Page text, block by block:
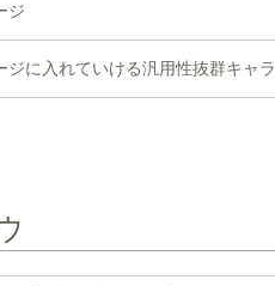
ジ
ジに入れていける汎用性抜群キャラ